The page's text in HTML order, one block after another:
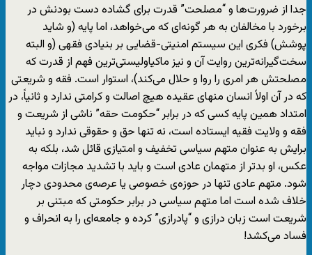
جدا از ضرورت‌ها و “مصلحت” قدرت برای گشاده دست بودنش در
برخورد با مخالفان به هر گونه‌ای که می‌خواهد، اما پایه (و شاید
پوشش) فکری این سیستم امنیتی-قضایی بر بنیادی فقهی (و البته
سخت‌گیرانه‌ترین روایت آن و نیز ماکیاولیستی‌ترین فهم از قدرت که
مصلحتش هر امری را روا و حلال می‌کند)، استوار است. فقه و شریعتی
که در آن اولاً انسان منهای عقیده هیچ اصالت و کرامتی ندارد و ثانیاً، در
امتداد همین پایه کسی که در برابر “حکومت حقه” ناشی از شریعت و
فقه و ولایت فقیه ایستاده است، نه تنها حق و حقوقی ندارد و نباید
برایش به عنوان متهم سیاسی تخفیف و امتیازی قائل شد، بلکه به
عکس، او بدتر از متهمان عادی است و باید با تشدید مجازات مواجه
شود. متهم عادی تنها در حوزه‌ی خصوصی یا عرصه‌ی محدودی دچار
خلاف شده است اما متهم سیاسی در برابر حکومتی که مبتنی بر
شریعت است زبان درازی و “پادرازی” کرده و جامعه‌ای را به انحراف و
فساد می‌کشد!